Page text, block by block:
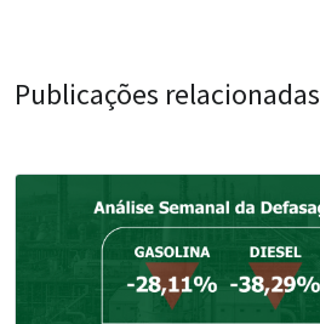
Publicações relacionadas